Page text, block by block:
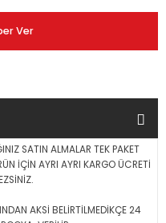
Ver
SATIN ALMALAR TEK PAKET
İÇİN AYRI AYRI KARGO ÜCRETİ
AKSİ BELİRTİLMEDİKÇE 24